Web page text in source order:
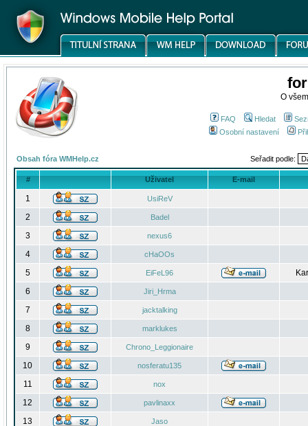
O
FAQ Hledat
Osobní nastavení
Obsah fóra WMHelp.cz Seřadit podle:
# Uživatel E-mail
1 UsiReV
2 Badel
3 nexus6
4 cHaOOs
5 EiFeL96
6
Jiri_Hrma
7 jacktalking
8 marklukes
9 Chrono_Leggionaire
10 nosferatu135
11 nox
12 pavlinaxx
13 Jaso